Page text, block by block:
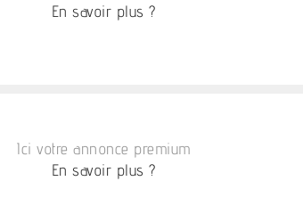
En savoir plus ?
Ici votre annonce premium
En savoir plus ?